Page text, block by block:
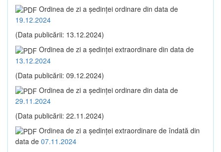
Ordinea de zi a şedinţei ordinare din data de
19.12.2024
(Data publicării: 13.12.2024)
Ordinea de zi a şedinţei extraordinare din data de
13.12.2024
(Data publicării: 09.12.2024)
Ordinea de zi a şedinţei ordinare din data de
29.11.2024
(Data publicării: 22.11.2024)
Ordinea de zi a şedinţei extraordinare de îndată din
data de 07.11.2024